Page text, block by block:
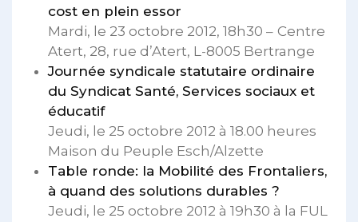
cost en plein essor
Mardi, le 23 octobre 2012, 18h30 – Centre
Atert, 28, rue d’Atert, L-8005 Bertrange
Journée syndicale statutaire ordinaire
du Syndicat Santé, Services sociaux et
éducatif
Jeudi, le 25 octobre 2012 à 18.00 heures
Maison du Peuple Esch/Alzette
Table ronde: la Mobilité des Frontaliers,
à quand des solutions durables ?
Jeudi, le 25 octobre 2012 à 19h30 à la FUL